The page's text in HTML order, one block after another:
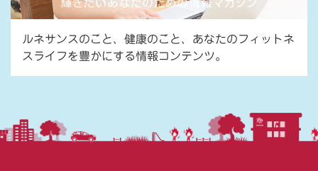
ルネサンスのこと、健康のこと、あなたのフィットネ
スライフを豊かにする情報コンテンツ。